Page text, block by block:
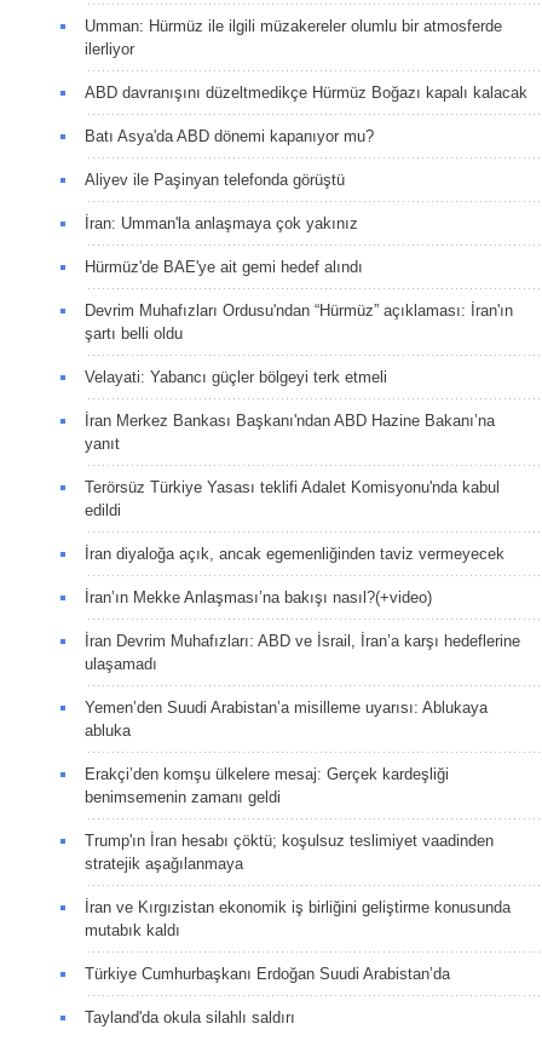
Umman: Hürmüz ile ilgili müzakereler olumlu bir atmosferde
ilerliyor
ABD davranışını düzeltmedikçe Hürmüz Boğazı kapalı kalacak
Batı Asya'da ABD dönemi kapanıyor mu?
Aliyev ile Paşinyan telefonda görüştü
İran: Umman'la anlaşmaya çok yakınız
Hürmüz'de BAE'ye ait gemi hedef alındı
Devrim Muhafızları Ordusu'ndan “Hürmüz” açıklaması: İran'ın
şartı belli oldu
Velayati: Yabancı güçler bölgeyi terk etmeli
İran Merkez Bankası Başkanı'ndan ABD Hazine Bakanı’na
yanıt
Terörsüz Türkiye Yasası teklifi Adalet Komisyonu'nda kabul
edildi
İran diyaloğa açık, ancak egemenliğinden taviz vermeyecek
İran’ın Mekke Anlaşması’na bakışı nasıl?(+video)
İran Devrim Muhafızları: ABD ve İsrail, İran’a karşı hedeflerine
ulaşamadı
Yemen’den Suudi Arabistan’a misilleme uyarısı: Ablukaya
abluka
Erakçi’den komşu ülkelere mesaj: Gerçek kardeşliği
benimsemenin zamanı geldi
Trump'ın İran hesabı çöktü; koşulsuz teslimiyet vaadinden
stratejik aşağılanmaya
İran ve Kırgızistan ekonomik iş birliğini geliştirme konusunda
mutabık kaldı
Türkiye Cumhurbaşkanı Erdoğan Suudi Arabistan’da
Tayland'da okula silahlı saldırı